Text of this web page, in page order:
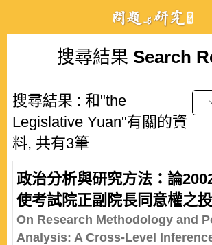
搜尋結果 Search
搜尋結果 : 和"the
Legislative Yuan"有關的資
料, 共有3筆
政治分析與研究方法：論
使考試院正副院長同意權之
On Research Methodology and
Analysis: A Cross-Level